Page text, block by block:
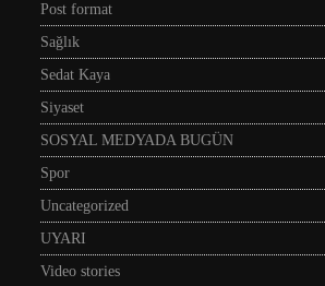
Post format
Sağlık
Sedat Kaya
Siyaset
SOSYAL MEDYADA BUGÜN
Spor
Uncategorized
UYARI
Video stories